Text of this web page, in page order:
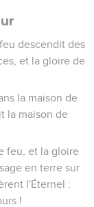
descendit des
et la gloire de
la maison de
la maison de
feu, et la gloire
en terre sur
l'Éternel :
!